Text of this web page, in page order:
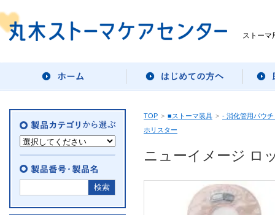
ストーマ
TOP > ■ストーマ装具 > - 消化管用パウ
ホリスター
ニューイメージ ロ